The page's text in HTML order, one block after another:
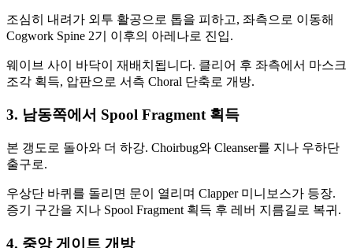
조심히 내려가 외투 활공으로 톱을 피하고, 좌측으로 이동해
Cogwork Spine 2기 이후의 아레나로 진입.
웨이브 사이 바닥이 재배치됩니다. 클리어 후 좌측에서 마스크
조각 획득, 압판으로 서측 Choral 단축로 개방.
3. 남동쪽에서 Spool Fragment 획득
본 갱도로 돌아와 더 하강. Choirbug와 Cleanser를 지나 우하단
출구로.
우상단 바퀴를 돌리면 문이 열리며 Clapper 미니보스가 등장.
증기 구간을 지나 Spool Fragment 획득 후 레버 지름길로 복귀.
4. 중앙 게이트 개방